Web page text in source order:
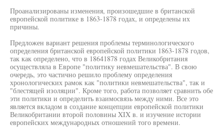
Проанализированы изменения, произошедшие в британской
европейской политике в 1863-1878 годах, и определены их
причины.
Предложен вариант решения проблемы терминологического
определения британской европейской политики 1863-1878 годов,
так как определено, что в 18641878 годах Великобритания
осуществляла в Европе "политику невмешательства". В свою
очередь, это частично решило проблему определения
хронологических рамок как "политики невмешательства", так и
"блестящей изоляции". Кроме того, работа позволяет сравнить обе
эти политики и определить взаимосвязь между ними. Все это
является вкладом в создание концепции европейской политики
Великобритании второй половины XIX в. и изучение истории
европейских международных отношений того времени.